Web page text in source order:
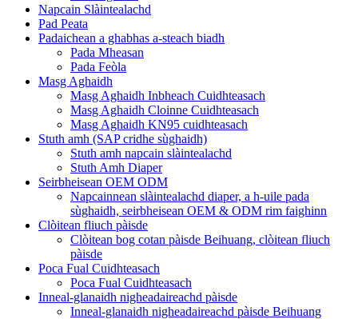
Napcain Slàintealachd
Pad Peata
Padaichean a ghabhas a-steach biadh
Pada Mheasan
Pada Feòla
Masg Aghaidh
Masg Aghaidh Inbheach Cuidhteasach
Masg Aghaidh Cloinne Cuidhteasach
Masg Aghaidh KN95 cuidhteasach
Stuth amh (SAP cridhe sùghaidh)
Stuth amh napcain slàintealachd
Stuth Amh Diaper
Seirbheisean OEM ODM
Napcainnean slàintealachd diaper, a h-uile pada
sùghaidh, seirbheisean OEM & ODM rim faighinn
Clòitean fliuch pàisde
Clòitean bog cotan pàisde Beihuang, clòitean fliuch
pàisde
Poca Fual Cuidhteasach
Poca Fual Cuidhteasach
Inneal-glanaidh nigheadaireachd pàisde
Inneal-glanaidh nigheadaireachd pàisde Beihuang